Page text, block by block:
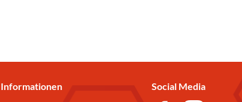
Informationen
Social Media